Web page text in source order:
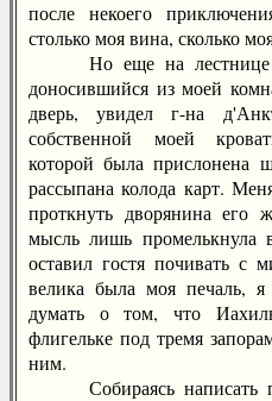
после некоего
столько моя вина, сколько
Но еще на лестнице
доносившийся из моей
дверь, увидел г-на
собственной моей
которой была прислонена
рассыпана колода карт.
проткнуть дворянина его
мысль лишь
оставил гостя почивать с
велика была моя печаль,
думать о том, что
флигельке под тремя
ним.
Собираясь написать